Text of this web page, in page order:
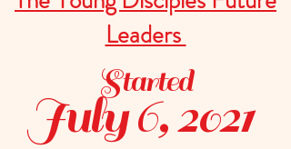
Leaders
July 6, 2021
Started